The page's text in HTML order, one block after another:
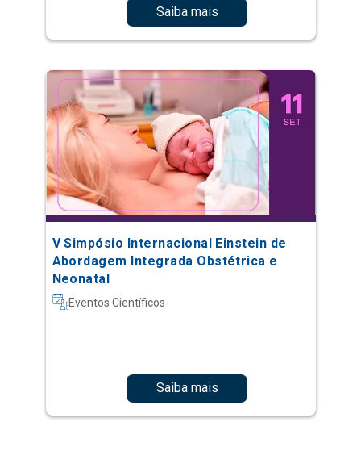
Saiba mais
V Simpósio Internacional Einstein de
Abordagem Integrada Obstétrica e
Neonatal
Eventos Científicos
Saiba mais